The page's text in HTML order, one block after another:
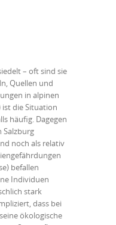
– oft sind sie
Quellen und
in alpinen
ist die Situation
häufig. Dagegen
Salzburg
noch als relativ
befallen
Individuen
stark
dass bei
ökologische